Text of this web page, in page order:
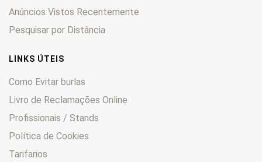
Tiger 0
Trident 0
TRW 0
TSS 0
TSX 0
TT 0
Twenty One 0
Anúncios Vistos Recentemente
Pesquisar por Distância
LINKS ÚTEIS
Como Evitar burlas
Livro de Reclamações Online
Profissionais / Stands
Política de Cookies
Tarifarios